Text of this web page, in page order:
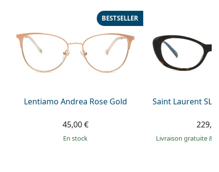
Prada
Toutes les marques
Lentiamo Andrea Rose Gold
BESTSELLER
45,00 €
en stock
Saint Laurent SL
Livraison gratuite&